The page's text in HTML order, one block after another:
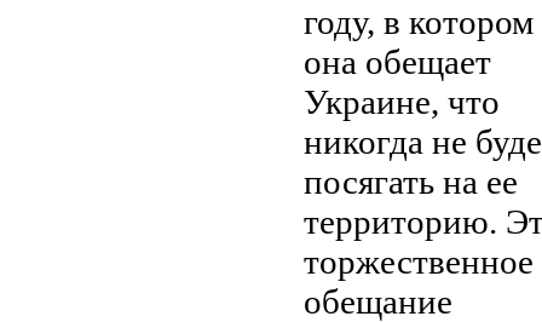
году, в котором
она обещает
Украине, что
никогда не
посягать на ее
территорию.
торжественное
обещание